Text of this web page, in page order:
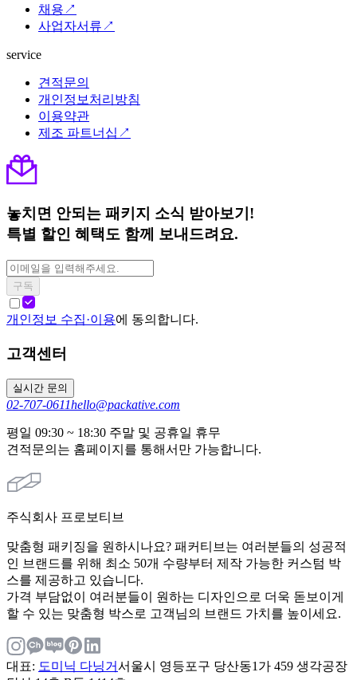
채용↗
사업자서류↗
service
견적문의
개인정보처리방침
이용약관
제조 파트너십↗
놓치면 안되는 패키지 소식 받아보기!
특별 할인 혜택도 함께 보내드려요.
구독
개인정보 수집·이용에 동의합니다.
고객센터
실시간 문의
02-707-0611hello@packative.com
평일 09:30 ~ 18:30 주말 및 공휴일 휴무
견적문의는 홈페이지를 통해서만 가능합니다.
주식회사 프로보티브
맞춤형 패키징을 원하시나요? 패커티브는 여러분들의 성공적
인 브랜드를 위해 최소 50개 수량부터 제작 가능한 커스텀 박
스를 제공하고 있습니다.
가격 부담없이 여러분들이 원하는 디자인으로 더욱 돋보이게
할 수 있는 맞춤형 박스로 고객님의 브랜드 가치를 높이세요.
대표: 도미닉 다닝거서울시 영등포구 당산동1가 459 생각공장